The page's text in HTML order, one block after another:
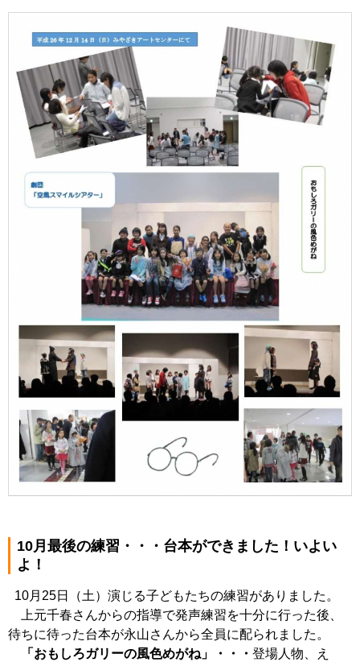
10月最後の練習・・・台本ができました！いよい
よ！
10月25日（土）演じる子どもたちの練習がありました。
上元千春さんからの指導で発声練習を十分に行った後、
待ちに待った台本が永山さんから全員に配られました。
「おもしろガリーの風色めがね」・・・ 登場人物、え